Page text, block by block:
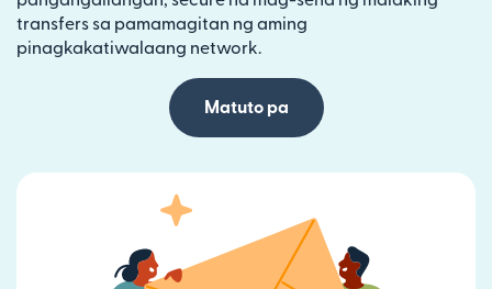
transfers sa pamamagitan ng aming
pinagkakatiwalaang network.
Matuto pa